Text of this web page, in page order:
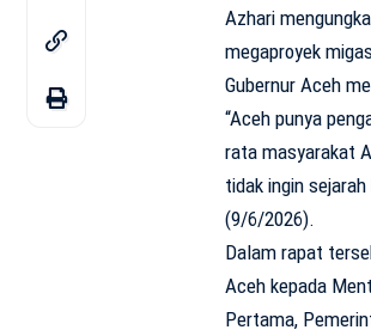
Azhari
megaproyek
Gubernur Aceh
“Aceh punya
rata masyarakat
tidak ingin
(9/6/2026).
Dalam rapat
Aceh kepada
Pertama,